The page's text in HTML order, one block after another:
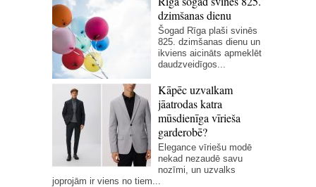
dzimšanas dienu
Šogad Rīga plaši svinēs
825. dzimšanas dienu un
ikviens aicināts apmeklēt
daudzveidīgos...
Kāpēc uzvalkam
jāatrodas katra
mūsdienīga vīrieša
garderobē?
Elegance vīriešu modē
nekad nezaudē savu
nozīmi, un uzvalks
joprojām ir viens no tiem...